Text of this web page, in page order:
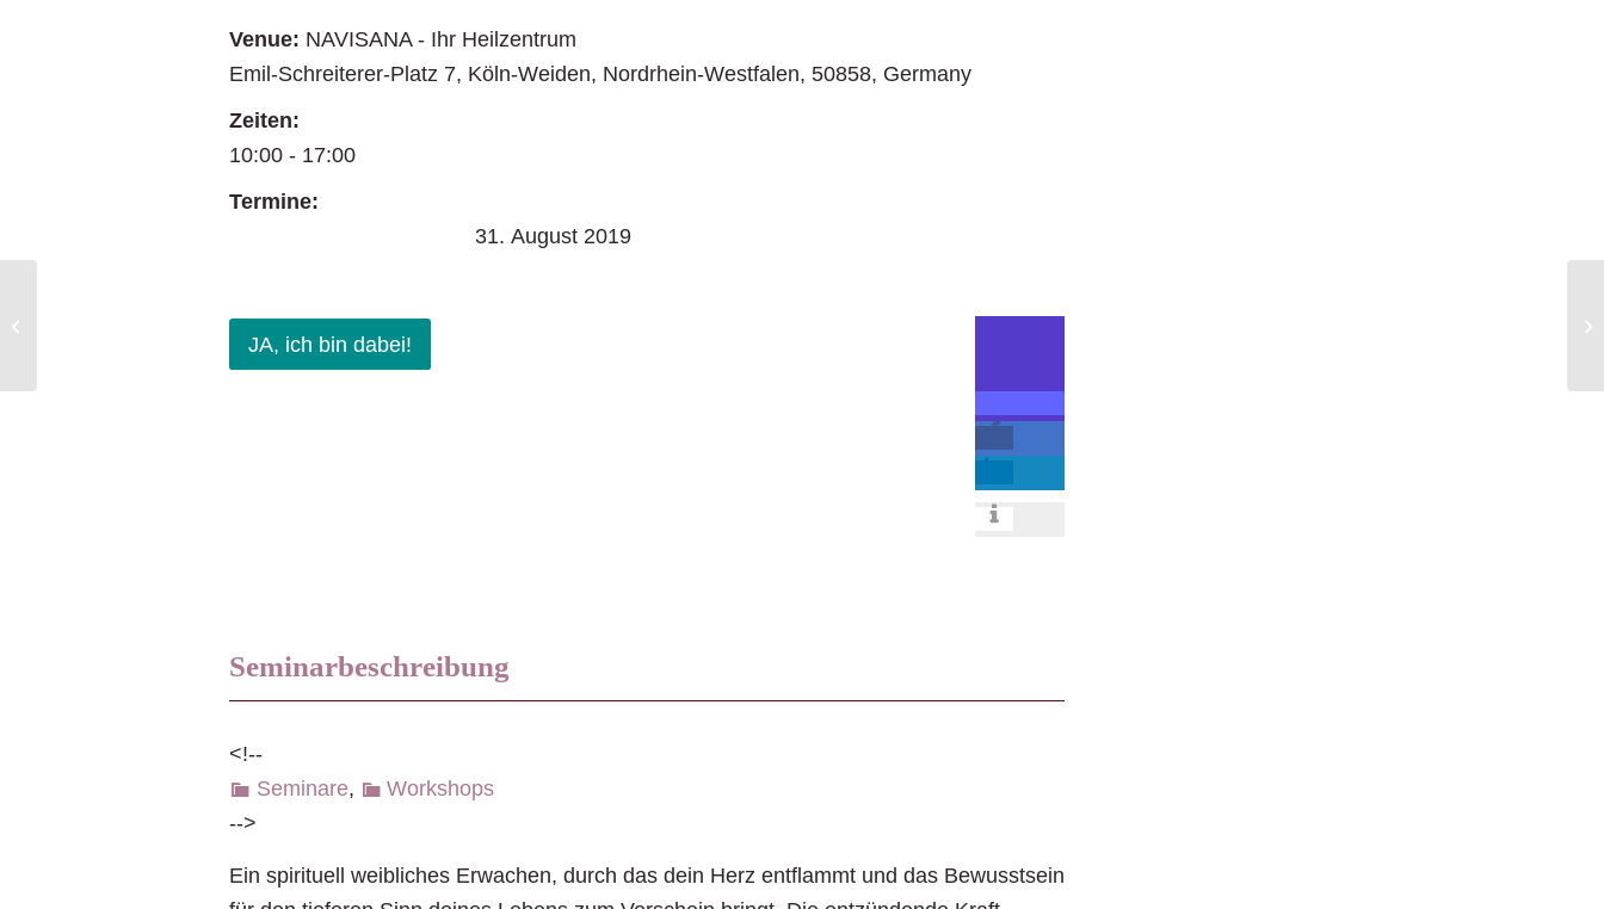
Venue: NAVISANA - Ihr Heilzentrum
Emil-Schreiterer-Platz 7, Köln-Weiden, Nordrhein-Westfalen, 50858, Germany
Zeiten:
10:00 - 17:00
Termine:
31. August 2019
JA, ich bin dabei!
Seminarbeschreibung
<!--
Seminare,
Workshops
-->
Ein spirituell weibliches Erwachen, durch das dein Herz entflammt und das Bewusstsein